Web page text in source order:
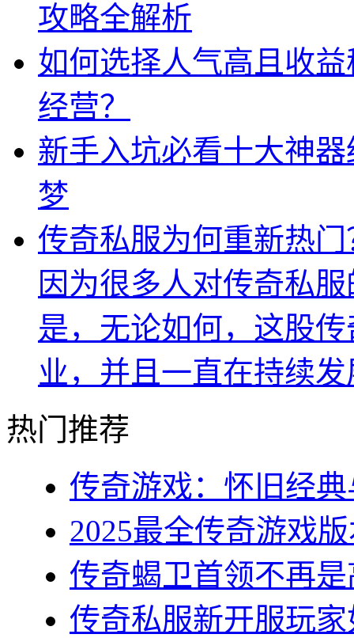
攻略全解析
如何选择人气高且收
经营？
新手入坑必看十大神
梦
传奇私服为何重新热
因为很多人对传奇私
是，无论如何，这股
业，并且一直在持续
热门推荐
传奇游戏：怀旧经
2025最全传奇游戏
传奇蝎卫首领不再
传奇私服新开服玩